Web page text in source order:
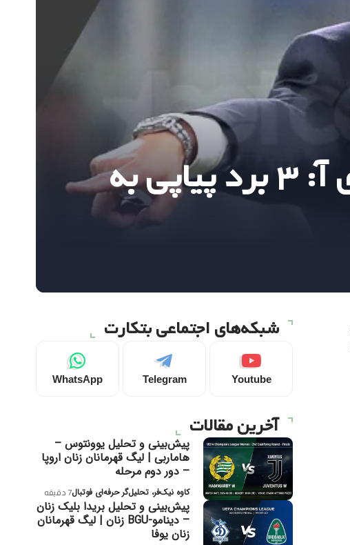
آنتونیو کونته پس از صدرنشینی در سری آ: ۳ برد پیاپی به
شبکه‌های اجتماعی بتکارت
Youtube
Telegram
WhatsApp
آخرین مقالات
پیش‌بینی و تحلیل یوونتوس –
هاماربی | لیگ قهرمانان زنان اروپا
– دور دوم مرحله
کاوه نیک‌فر، تحلیل‌گر حرفه‌ای فوتبال7 دقیقه
پیش‌بینی و تحلیل بریدا بلیک زنان
– دینامو-BGU زنان | لیگ قهرمانان
زنان یوفا